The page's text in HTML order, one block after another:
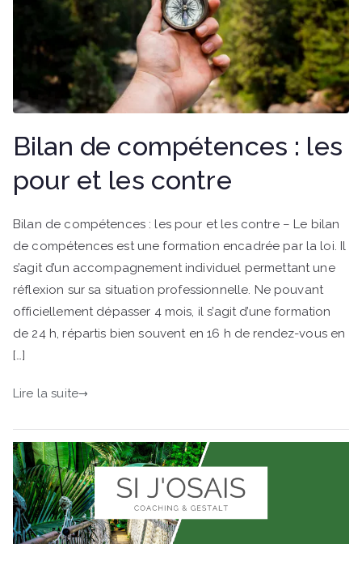
Bilan de compétences : les
pour et les contre
Bilan de compétences : les pour et les contre – Le bilan
de compétences est une formation encadrée par la loi. Il
s’agit d’un accompagnement individuel permettant une
réflexion sur sa situation professionnelle. Ne pouvant
officiellement dépasser 4 mois, il s’agit d’une formation
de 24 h, répartis bien souvent en 16 h de rendez-vous en
[…]
Lire la suite